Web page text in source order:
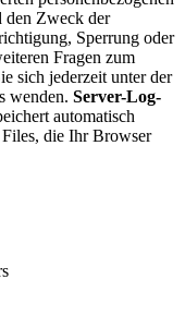
den Zweck der
Sperrung oder
Fragen zum
sich jederzeit unter der
wenden. Server-Log-
automatisch
die Ihr Browser